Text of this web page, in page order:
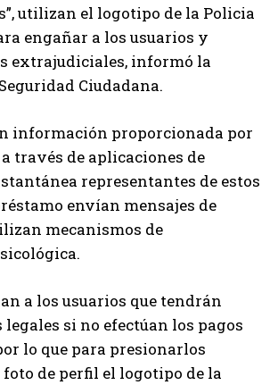
utilizan el logotipo de la Policia
engañar a los usuarios y
extrajudiciales, informó la
Ciudadana.
información proporcionada por
través de aplicaciones de
representantes de estos
envían mensajes de
mecanismos de
a los usuarios que tendrán
legales si no efectúan los pagos
lo que para presionarlos
de perfil el logotipo de la